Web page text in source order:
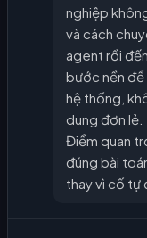
nghiệp
và cách
agent rồi
bước nền để
hệ thống,
dung đơn lẻ.
Điểm quan
đúng bài
thay vì cố tự